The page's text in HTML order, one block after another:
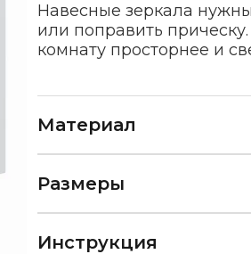
Навесные зеркала
или поправить
комнату просторнее и
Материал
Размеры
Инструкция